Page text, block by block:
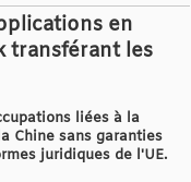
en
transférant les
liées à la
Chine sans garanties
juridiques de l'UE.